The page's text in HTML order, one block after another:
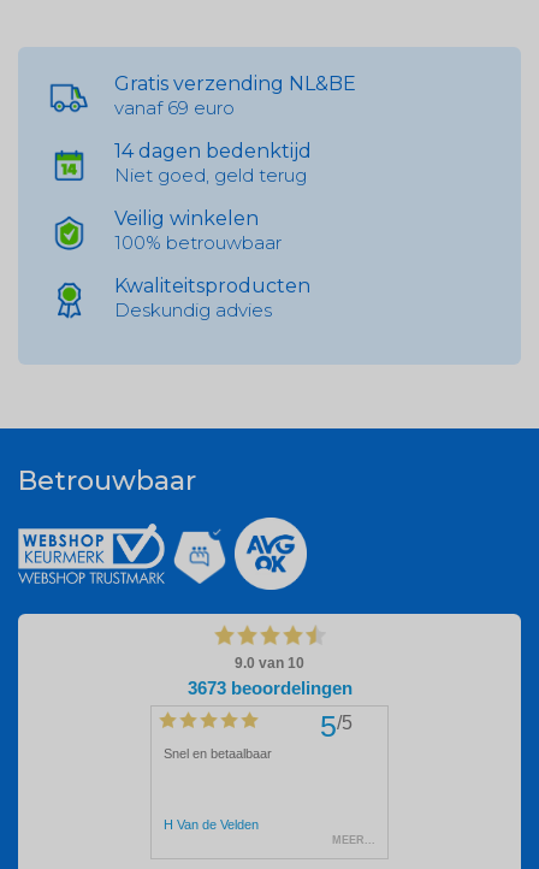
Gratis verzending NL&BE
vanaf 69 euro
14 dagen bedenktijd
Niet goed, geld terug
Veilig winkelen
100% betrouwbaar
Kwaliteitsproducten
Deskundig advies
Betrouwbaar